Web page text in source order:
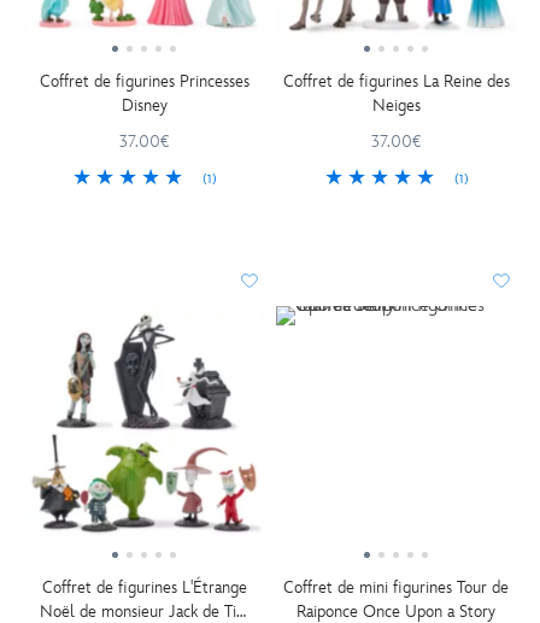
Coffret de figurines Princesses
Disney
37.00€
(1)
Coffret de figurines La Reine des
Neiges
37.00€
(1)
Coffret de figurines L'Étrange
Noël de monsieur Jack de Tim
Coffret de mini figurines Tour de
Raiponce Once Upon a Story